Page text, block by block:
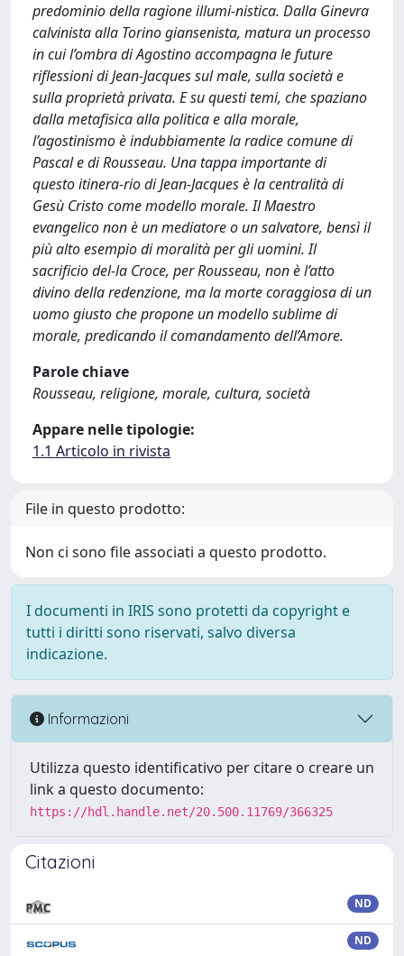
predominio della ragione illumi-nistica. Dalla Ginevra
calvinista alla Torino giansenista, matura un processo
in cui l’ombra di Agostino accompagna le future
riflessioni di Jean-Jacques sul male, sulla società e
sulla proprietà privata. E su questi temi, che spaziano
dalla metafisica alla politica e alla morale,
l’agostinismo è indubbiamente la radice comune di
Pascal e di Rousseau. Una tappa importante di
questo itinera-rio di Jean-Jacques è la centralità di
Gesù Cristo come modello morale. Il Maestro
evangelico non è un mediatore o un salvatore, bensì il
più alto esempio di moralità per gli uomini. Il
sacrificio del-la Croce, per Rousseau, non è l’atto
divino della redenzione, ma la morte coraggiosa di un
uomo giusto che propone un modello sublime di
morale, predicando il comandamento dell’Amore.
Parole chiave
Rousseau, religione, morale, cultura, società
Appare nelle tipologie:
1.1 Articolo in rivista
File in questo prodotto:
Non ci sono file associati a questo prodotto.
I documenti in IRIS sono protetti da copyright e
tutti i diritti sono riservati, salvo diversa
indicazione.
Informazioni
Utilizza questo identificativo per citare o creare un
link a questo documento:
https://hdl.handle.net/20.500.11769/366325
Citazioni
ND
ND